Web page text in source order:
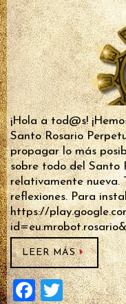
¡Hola a tod@s!
Santo Rosario
propagar lo más
sobre todo del Santo
relativamente nueva.
reflexiones. Para
https://
LEER MÁS
F
T